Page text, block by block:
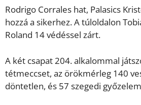
Rodrigo Corrales hat, Palasics
hozzá a sikerhez. A túloldalon
Roland 14 védéssel zárt.
A két csapat 204. alkalommal
tétmeccset, az örökmérleg 140
döntetlen, és 57 szegedi